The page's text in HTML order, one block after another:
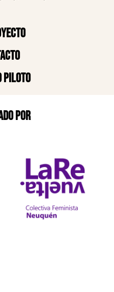
piloto
por